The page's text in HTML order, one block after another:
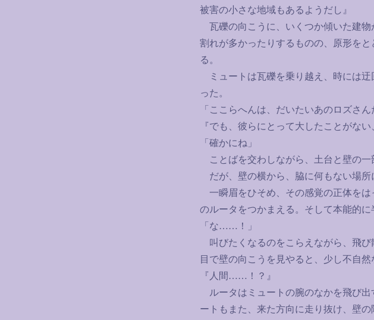
被害の小さな地域もあるようだし』
瓦礫の向こうに、いくつか傾いた建物
割れが多かったりするものの、原形を
る。
ミュートは瓦礫を乗り越え、時には迂
った。
「ここらへんは、だいたいあのロズさ
『でも、彼らにとって大したことがな
「確かにね」
ことばを交わしながら、土台と壁の一
だが、壁の横から、脇に何もない場所
一瞬眉をひそめ、その感覚の正体をは
のルータをつかまえる。そして本能的
「な…… ！」
叫びたくなるのをこらえながら、飛び
目で壁の向こうを見やると、少し不自然
『人間 …… ！？』
ルータはミュートの腕のなかを飛び出
ートもまた、来た方向に走り抜け、壁の